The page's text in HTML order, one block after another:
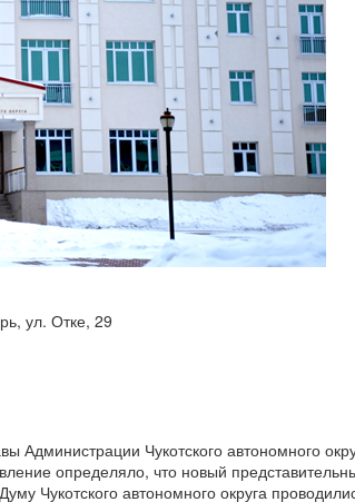
ул. Отке, 29
Администрации Чукотского автономного
определяло, что новый
Чукотского автономного округа